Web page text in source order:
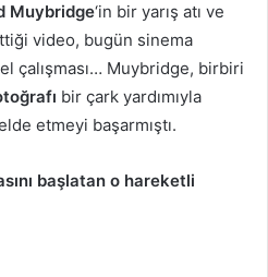
Muybridge‘in bir yarış atı ve
video, bugün sinema
çalışması… Muybridge, birbiri
bir çark yardımıyla
etmeyi başarmıştı.
başlatan o hareketli